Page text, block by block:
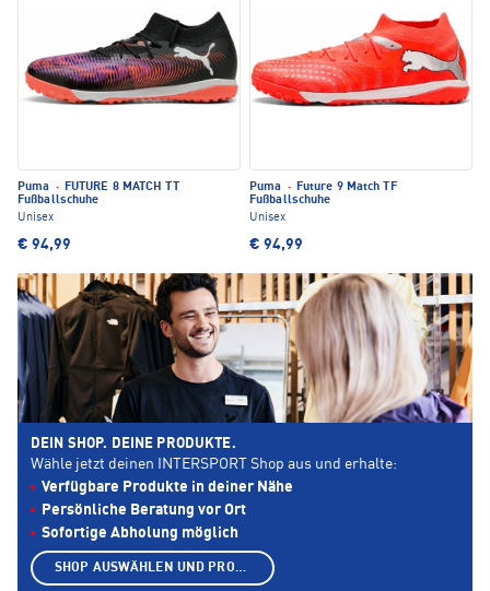
Puma ·
FUTURE 8 MATCH TT
Fußballschuhe
Unisex
€ 94,99
Puma ·
Future 9 Match TF
Fußballschuhe
Unisex
€ 94,99
DEIN SHOP. DEINE PRODUKTE.
Wähle jetzt deinen INTERSPORT Shop aus und erhalte:
Verfügbare Produkte in deiner Nähe
Persönliche Beratung vor Ort
Sofortige Abholung möglich
SHOP AUSWÄHLEN UND PRODUKTE ANZEIGEN